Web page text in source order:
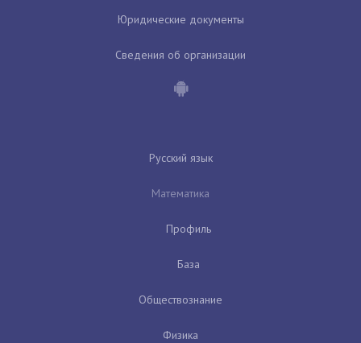
Юридические документы
Сведения об организации
Русский язык
Математика
Профиль
База
Обществознание
Физика